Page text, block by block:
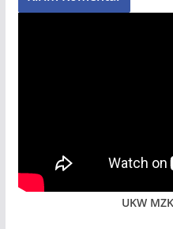
UKW